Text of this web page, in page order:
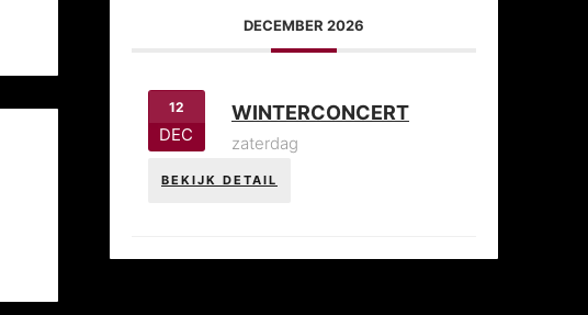
DECEMBER 2026
12
DEC
WINTERCONCERT
zaterdag
BEKIJK DETAIL